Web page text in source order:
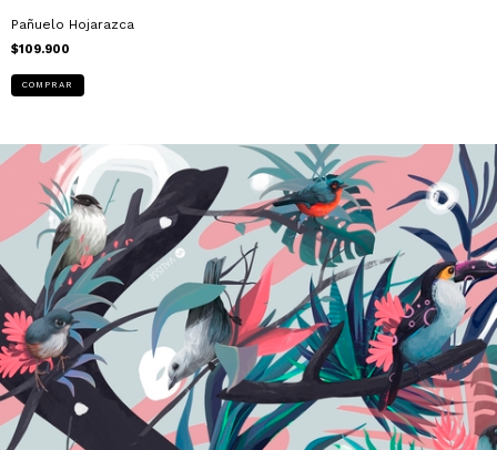
Pañuelo Hojarazca
$109.900